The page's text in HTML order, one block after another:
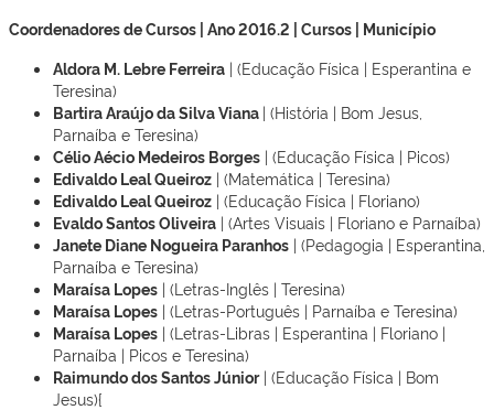
Coordenadores de Cursos | Ano 2016.2 | Cursos | Município
Aldora M. Lebre Ferreira | (Educação Física | Esperantina e
Teresina)
Bartira Araújo da Silva Viana | (História | Bom Jesus,
Parnaíba e Teresina)
Célio Aécio Medeiros Borges | (Educação Física | Picos)
Edivaldo Leal Queiroz | (Matemática | Teresina)
Edivaldo Leal Queiroz | (Educação Física | Floriano)
Evaldo Santos Oliveira | (Artes Visuais | Floriano e Parnaíba)
Janete Diane Nogueira Paranhos | (Pedagogia | Esperantina,
Parnaíba e Teresina)
Maraísa Lopes | (Letras-Inglês | Teresina)
Maraísa Lopes | (Letras-Português | Parnaíba e Teresina)
Maraísa Lopes | (Letras-Libras | Esperantina | Floriano |
Parnaíba | Picos e Teresina)
Raimundo dos Santos Júnior| (Educação Física | Bom
Jesus){